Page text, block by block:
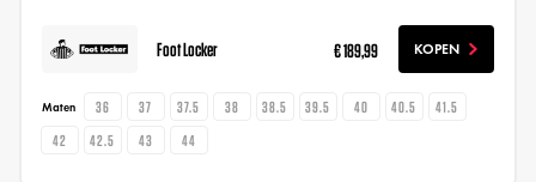
Foot Locker € 189,99 KOPEN
Maten 36 37 37.5 38 38.5 39.5 40 40.5
41.5
42
42.5 43 44